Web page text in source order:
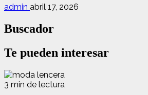
admin abril 17, 2026
Buscador
Te pueden interesar
3 min de lectura